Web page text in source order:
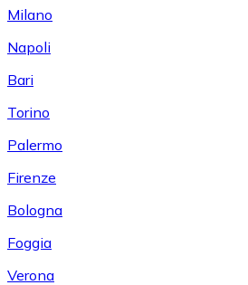
Milano
Napoli
Bari
Torino
Palermo
Firenze
Bologna
Foggia
Verona